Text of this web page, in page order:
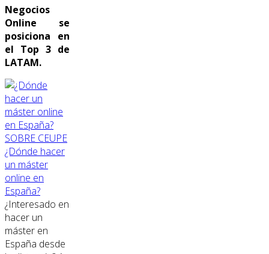
Negocios
Online se
posiciona en
el Top 3 de
LATAM.
SOBRE CEUPE
¿Dónde hacer
un máster
online en
España?
¿Interesado en
hacer un
máster en
España desde